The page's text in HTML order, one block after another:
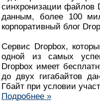
синхронизации файлов
данным, более 100
корпоративный блог
Сервис Dropbox,
одной из самых
Dropbox имеет
до двух гигабайтов
Гбайт при условии
Подробнее »